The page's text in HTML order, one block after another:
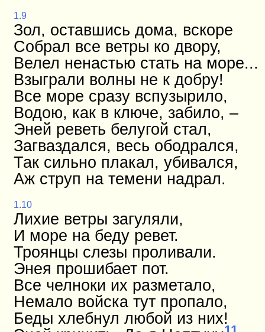
1.9
Зол, оставшись дома, вскоре
Собрал все ветры ко двору,
Велел ненастью стать на море...
Взыграли волны не к добру!
Все море сразу вспузырило,
Водою, как в ключе, забило, –
Эней реветь белугой стал,
Загваздался, весь ободрался,
Так сильно плакал, убивался,
Аж струп на темени надрал.
1.10
Лихие ветры загуляли,
И море на беду ревет.
Троянцы слезы проливали.
Энея прошибает пот.
Все челноки их разметало,
Немало войска тут пропало,
Беды хлебнул любой из них!